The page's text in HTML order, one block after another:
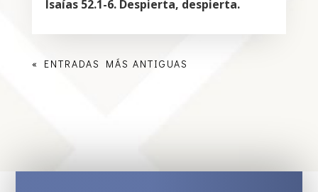
Isaías 52.1-6. Despierta, despierta.
« ENTRADAS MÁS ANTIGUAS